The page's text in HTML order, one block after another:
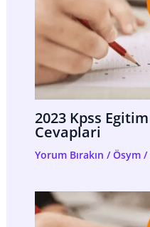
2023 Kpss
Cevaplari
Yorum Bırakın /Ösym/